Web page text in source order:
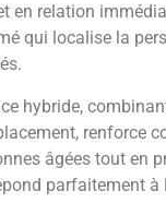
en relation
qui localise la
hybride,
renforce
âgées tout en
parfaitement à